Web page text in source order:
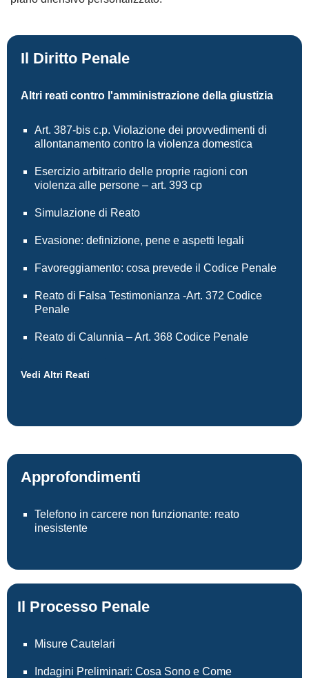
Il Processo Penale
Misure Cautelari
Indagini Preliminari: Cosa Sono e Come
Il Diritto Penale
Altri reati contro l'amministrazione della giustizia
Art. 387-bis c.p. Violazione dei provvedimenti di
allontanamento contro la violenza domestica
Esercizio arbitrario delle proprie ragioni con
violenza alle persone – art. 393 cp
Simulazione di Reato
Evasione: definizione, pene e aspetti legali
Favoreggiamento: cosa prevede il Codice Penale
Reato di Falsa Testimonianza -Art. 372 Codice
Penale
Reato di Calunnia – Art. 368 Codice Penale
Vedi Altri Reati
Approfondimenti
Telefono in carcere non funzionante: reato
inesistente